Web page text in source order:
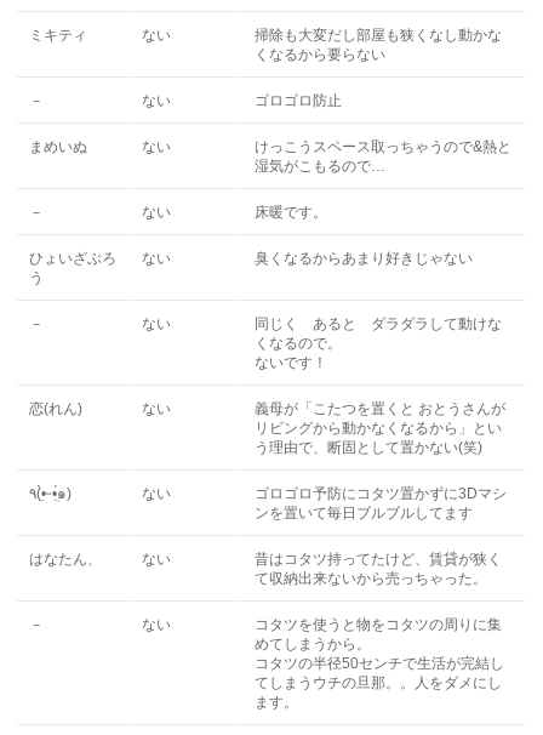
ミキティ ない
掃除も大変だし部屋も狭くなし動かな
くなるから要らない
－ ない ゴロゴロ防止
まめいぬ ない
けっこうスペース取っちゃうので&熱と
湿気がこもるので…
－ ない 床暖です。
ひょいざぶろ
う
ない 臭くなるからあまり好きじゃない
－ ない
同じく あると ダラダラして動けな
くなるので。
ないです！
恋(れん) ない
義母が「こたつを置くと おとうさんが
リビングから動かなくなるから」とい
う理由で、断固として置かない(笑)
٩(•̤̀ᵕ•̤́๑) ない
ゴロゴロ予防にコタツ置かずに3Dマシ
ンを置いて毎日ブルブルしてます
はなたん、 ない
昔はコタツ持ってたけど、賃貸が狭く
て収納出来ないから売っちゃった。
－ ない
コタツを使うと物をコタツの周りに集
めてしまうから。
コタツの半径50センチで生活が完結し
てしまうウチの旦那。。人をダメにし
ます。